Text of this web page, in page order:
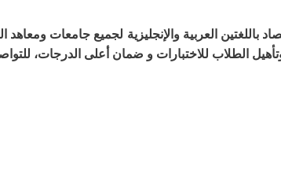
باللغتين العربية والإنجليزية لجميع جامعات
الطلاب للاختبارات و ضمان أعلى الدرجات،